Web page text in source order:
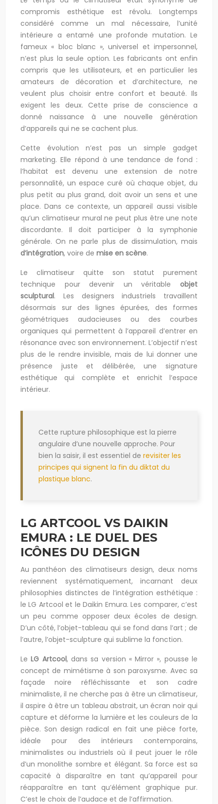
compromis esthétique est révolu. Longtemps
considéré comme un mal nécessaire, l’unité
intérieure a entamé une profonde mutation. Le
fameux « bloc blanc », universel et impersonnel,
n’est plus la seule option. Les fabricants ont enfin
compris que les utilisateurs, et en particulier les
amateurs de décoration et d’architecture, ne
veulent plus choisir entre confort et beauté. Ils
exigent les deux. Cette prise de conscience a
donné naissance à une nouvelle génération
d’appareils qui ne se cachent plus.
Cette évolution n’est pas un simple gadget
marketing. Elle répond à une tendance de fond :
l’habitat est devenu une extension de notre
personnalité, un espace curé où chaque objet, du
plus petit au plus grand, doit avoir un sens et une
place. Dans ce contexte, un appareil aussi visible
qu’un climatiseur mural ne peut plus être une note
discordante. Il doit participer à la symphonie
générale. On ne parle plus de dissimulation, mais
d’intégration, voire de mise en scène.
Le climatiseur quitte son statut purement
technique pour devenir un véritable objet
sculptural. Les designers industriels travaillent
désormais sur des lignes épurées, des formes
géométriques audacieuses ou des courbes
organiques qui permettent à l’appareil d’entrer en
résonance avec son environnement. L’objectif n’est
plus de le rendre invisible, mais de lui donner une
présence juste et délibérée, une signature
esthétique qui complète et enrichit l’espace
intérieur.
Cette rupture philosophique est la pierre
angulaire d’une nouvelle approche. Pour
bien la saisir, il est essentiel de revisiter les
principes qui signent la fin du diktat du
plastique blanc.
LG ARTCOOL VS DAIKIN
EMURA : LE DUEL DES
ICÔNES DU DESIGN
Au panthéon des climatiseurs design, deux noms
reviennent systématiquement, incarnant deux
philosophies distinctes de l’intégration esthétique :
le LG Artcool et le Daikin Emura. Les comparer, c’est
un peu comme opposer deux écoles de design.
D’un côté, l’objet-tableau qui se fond dans l’art ; de
l’autre, l’objet-sculpture qui sublime la fonction.
LeLG Artcool, dans sa version « Mirror », pousse le
concept de mimétisme à son paroxysme. Avec sa
façade noire réfléchissante et son cadre
minimaliste, il ne cherche pas à être un climatiseur,
il aspire à être un tableau abstrait, un écran noir qui
capture et déforme la lumière et les couleurs de la
pièce. Son design radical en fait une pièce forte,
idéale pour des intérieurs contemporains,
minimalistes ou industriels où il peut jouer le rôle
d’un monolithe sombre et élégant. Sa force est sa
capacité à disparaître en tant qu’appareil pour
réapparaître en tant qu’élément graphique pur.
C’est le choix de l’audace et de l’affirmation.